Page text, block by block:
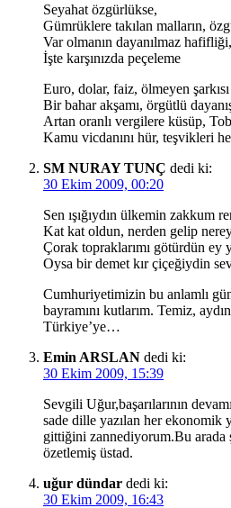
Seyahat özgürlükse,
Gümrüklere takılan malların,
Var olmanın dayanılmaz hafifliği,
İşte karşınızda peçeleme
Euro, dolar, faiz, ölmeyen
Bir bahar akşamı, örgütlü
Artan oranlı vergilere küsüp,
Kamu vicdanını hür, teşvikleri
SM NURAY TUNÇ dedi ki:
30 Ekim 2009, 00:20
Sen ışığıydın ülkemin zakkum
Kat kat oldun, nerden gelip
Çorak topraklarımı götürdün ey
Oysa bir demet kır çiçeğiydin
Cumhuriyetimizin bu anlamlı
bayramını kutlarım. Temiz,
Türkiye’ye…
Emin ARSLAN dedi ki:
30 Ekim 2009, 15:39
Sevgili Uğur,başarılarının
sade dille yazılan her ekonomik
gittiğini zannediyorum.Bu arada
özetlemiş üstad.
uğur dündar dedi ki:
30 Ekim 2009, 16:43